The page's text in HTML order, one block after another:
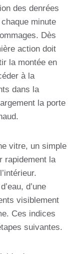
des denrées
minute
Dès
action doit
la montée en
à la
dans la
la porte
vitre, un simple
rapidement la
d’une
visiblement
Ces indices
suivantes.